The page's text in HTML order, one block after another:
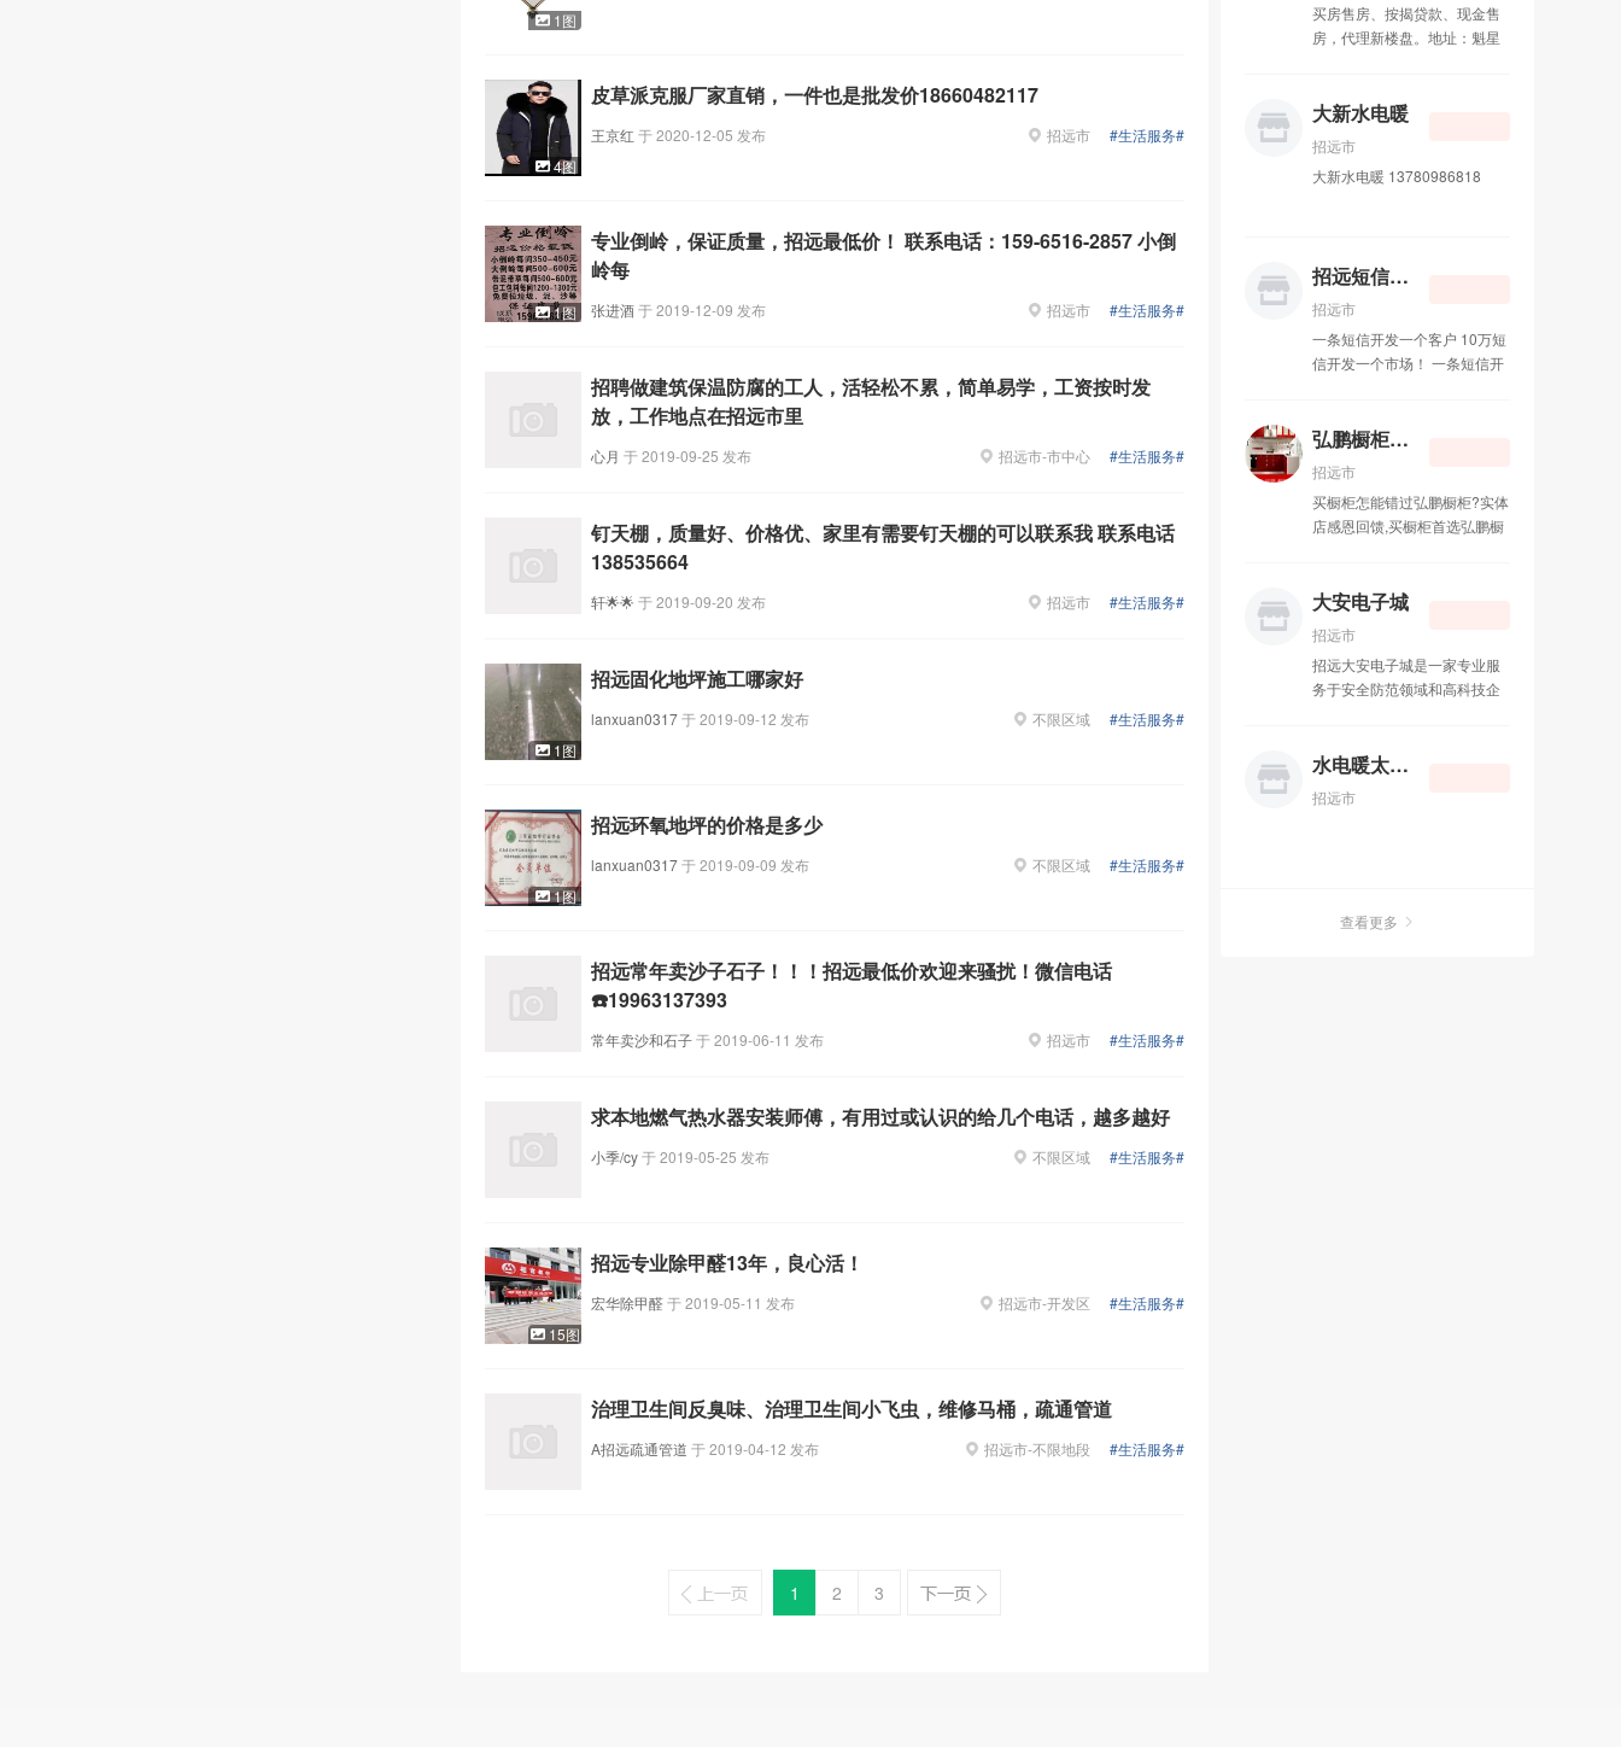
1图
4图
皮草派克服厂家直销，一件也是批发价18660482117
王京红 于2020-12-05 发布 招远市 #生活服务#
1图
专业倒岭，保证质量，招远最低价！ 联系电话：159-6516-2857 小倒
岭每
张进酒于2019-12-09 发布 招远市 #生活服务#
招聘做建筑保温防腐的工人，活轻松不累，简单易学，工资按时发
放，工作地点在招远市里
心月 于2019-09-25 发布 招远市-市中心 #生活服务#
钉天棚，质量好、价格优、家里有需要钉天棚的可以联系我 联系电话
138535664
轩🌟🌟 于2019-09-20 发布 招远市 #生活服务#
1图
招远固化地坪施工哪家好
lanxuan0317于2019-09-12 发布 不限区域 #生活服务#
1图
招远环氧地坪的价格是多少
lanxuan0317于2019-09-09 发布 不限区域 #生活服务#
招远常年卖沙子石子！！！招远最低价欢迎来骚扰！微信电话
☎️19963137393
常年卖沙和石子于2019-06-11 发布 招远市 #生活服务#
求本地燃气热水器安装师傅，有用过或认识的给几个电话，越多越好
小季/cy于2019-05-25 发布 不限区域 #生活服务#
15图
招远专业除甲醛13年，良心活！
宏华除甲醛于2019-05-11 发布 招远市-开发区 #生活服务#
治理卫生间反臭味、治理卫生间小飞虫，维修马桶，疏通管道
A招远疏通管道 于2019-04-12 发布 招远市-不限地段 #生活服务#
1 2 3
买房售房、按揭贷款、现金售
房，代理新楼盘。地址：魁星
东） 电话 ：15065720588
大新水电暖
招远市
大新水电暖 13780986818
招远短信群发
招远市
一条短信开发一个客户 10万短
信开发一个市场！ 一条短信开
一大优势：手机是唯一与受众
势：媒体环境纯净，单位时间
内只接触一个手机媒体； 第三
大优势：广告受众基础庞大，
100%（CCTV新闻联播收视率
月45.1%，最好的全国性报纸
的全国性杂志读者阅读率是
13.0%）； 第五大优势：定点
同的广告； 第六大优势：一次
投入，广告N次传播； 第七大
布周期； 短信群发广告是指：
弘鹏橱柜衣柜
招远市
买橱柜怎能错过弘鹏橱柜?实体
店感恩回馈,买橱柜首选弘鹏橱
门等各种门板台面。价格合
装。 欢迎新老顾客前来光顾。
联系电话：13188778088.
QQ：596962295 地址：金辉
大安电子城
招远市
招远大安电子城是一家专业服
务于安全防范领域和高科技企
利的原则。长期致力于视频监
材，电子配件等。成功赢得了
程，数字化监控工程。公司位
水电暖太阳能
招远市
查看更多